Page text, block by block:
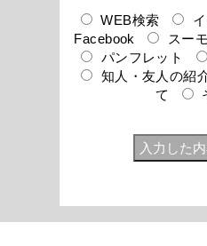
WEB検索
Facebook
スー
パンフレット
知人・友人の紹
て